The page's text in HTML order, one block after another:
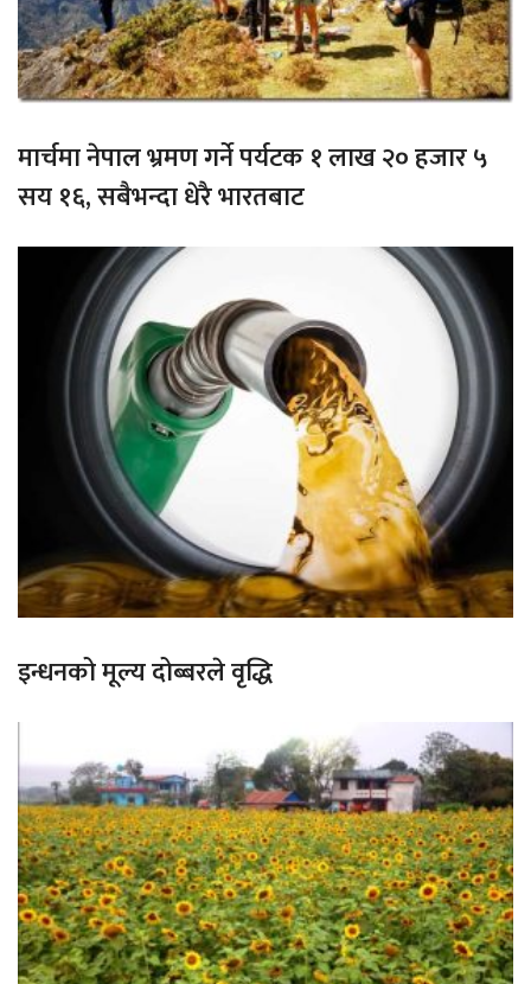
मार्चमा नेपाल भ्रमण गर्ने पर्यटक १ लाख २० हजार ५
सय १६, सबैभन्दा धेरै भारतबाट
इन्धनको मूल्य दोब्बरले वृद्धि